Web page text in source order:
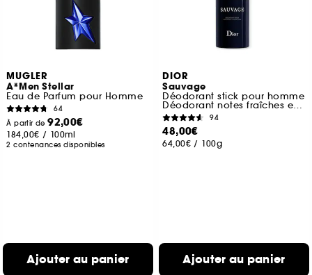
MUGLER
A*Men Stellar
Eau de Parfum pour Homme
64
À partir de92,00€
184,00€ / 100ml
2 contenances disponibles
Ajouter au panier
DIOR
Sauvage
Déodorant stick pour homme
Déodorant notes fraîches et boisées
94
48,00€
64,00€ / 100g
Ajouter au panier